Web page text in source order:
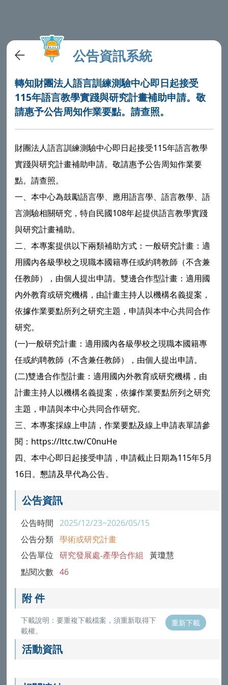
公告資訊系統
轉知財團法人語言訓練測驗中心即日起接受
115年語言教學實踐與研究計畫補助申請。敬
請惠予公告周知作業要點。請查照。
財團法人語言訓練測驗中心即日起接受115年語言教學
實踐與研究計畫補助申請。敬請惠予公告周知作業要
點。請查照。
一、本中心為鼓勵語言學、應用語言學、語言教學、語
言測驗相關研究，特自民國108年起提供語言教學實踐
與研究計畫補助。
二、本專案提供以下兩類補助方式：一般研究計畫：適
用國內各級學校之現職本國籍專任或約聘教師（不含兼
任教師），由個人提出申請。雙邊合作型計畫：適用國
內外教育或研究機構，由計畫主持人以機構名義提案，
依據作業要點所列之研究主題，申請與本中心共同合作
研究。
(一)一般研究計畫：適用國內各級學校之現職本國籍專
任或約聘教師（不含兼任教師），由個人提出申請。
(二)雙邊合作型計畫：適用國內外教育或研究機構，由
計畫主持人以機構名義提案，依據作業要點所列之研究
主題，申請與本中心共同合作研究。
三、本專案採線上申請，作業要點及線上申請表單請參
閱：https://lttc.tw/C0nuHe
四、本中心即日起接受申請，申請截止日期為115年5月
16日。懇請及早代為公告。
公告資訊
公告時間 2025/12/23~2026/05/15
公告分類 學術或研究計畫
公告單位 研究發展處-產學合作組 黃瓊慧
點閱次數 46
附 件
下載說明：要重複下載檔案，須重新取得下
載權。
重新下載
活動資訊